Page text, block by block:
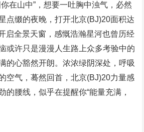
在山中”，想要一吐胸中浊气，必然
点缀的夜晚，打开北京(BJ)20面积达
启全景天窗，感慨浩瀚星河也曾历经
或许只是漫漫人生路上众多考验中的
的心豁然开朗。浓浓绿阴深处，呼吸
空气，蓦然回首，北京(BJ)20力量感
的腰线，似乎在提醒你“能量充满，